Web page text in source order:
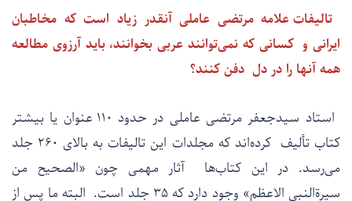
تالیفات علامه مرتضی عاملی آنقدر زیاد است که مخاطبان
ایرانی و کسانی که نمی‌توانند عربی بخوانند، باید آرزوی مطالعه
همه آنها را در دل دفن کنند؟
استاد سیدجعفر مرتضی عاملی در حدود ۱۱۰ عنوان یا بیشتر
کتاب تألیف کرده‌اند که مجلدات این تالیفات به بالای ۲۶۰ جلد
می‌رسد. در این کتاب‌ها آثار مهمی چون «الصحیح من
سیرةالنبی الاعظم» وجود دارد که ۳۵ جلد است. البته ما پس از